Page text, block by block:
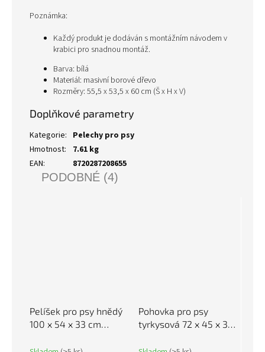
Poznámka:
Každý produkt je dodáván s montážním návodem v
krabici pro snadnou montáž.
Barva: bílá
Materiál: masivní borové dřevo
Rozměry: 55,5 x 53,5 x 60 cm (Š x H x V)
Doplňkové parametry
Kategorie: Pelechy pro psy
Hmotnost:
7.61 kg
EAN: 8720287208655
PODOBNÉ (4)
Pelíšek pro psy hnědý
100 x 54 x 33 cm
Pohovka pro psy
tyrkysová 72 x 45 x 30